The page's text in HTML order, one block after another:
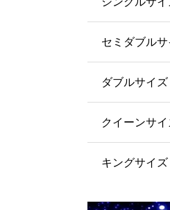
セミダブル
ダブルサイズ
クイーンサ
キングサイズ